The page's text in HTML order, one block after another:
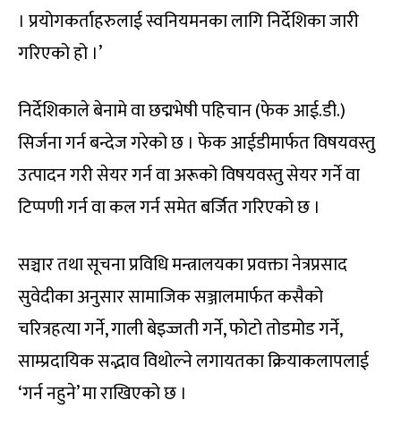
। प्रयोगकर्ताहरुलाई स्वनियमनका लागि निर्देशिका जारी
गरिएको हो ।’
निर्देशिकाले बेनामे वा छद्मभेषी पहिचान (फेक आई.डी.)
सिर्जना गर्न बन्देज गरेको छ । फेक आईडीमार्फत विषयवस्तु
उत्पादन गरी सेयर गर्न वा अरूको विषयवस्तु सेयर गर्ने वा
टिप्पणी गर्न वा कल गर्न समेत बर्जित गरिएको छ ।
सञ्चार तथा सूचना प्रविधि मन्त्रालयका प्रवक्ता नेत्रप्रसाद
सुवेदीका अनुसार सामाजिक सञ्जालमार्फत कसैको
चरित्रहत्या गर्ने, गाली बेइज्जती गर्ने, फोटो तोडमोड गर्ने,
साम्प्रदायिक सद्भाव विथोल्ने लगायतका क्रियाकलापलाई
‘गर्न नहुने’ मा राखिएको छ ।